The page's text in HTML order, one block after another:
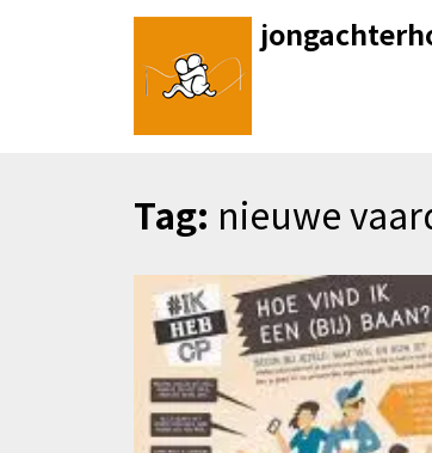
Tag: nieuwe